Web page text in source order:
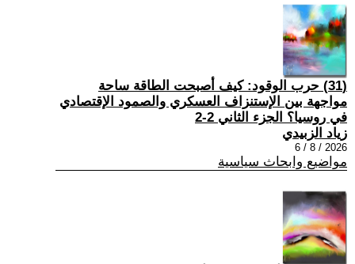
(31) حرب الوقود: كيف أصبحت الطاقة ساحة
مواجهة بين الإستنزاف العسكري والصمود الإقتصادي
في روسيا؟ الجزء الثاني 2-2
زياد الزبيدي
2026 / 8 / 6
مواضيع وابحاث سياسية